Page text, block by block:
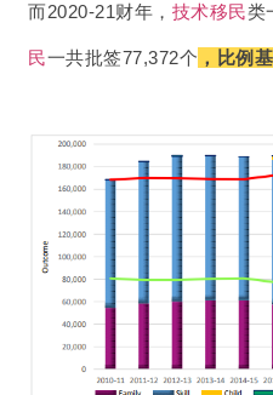
而2020-21财年， 技术移民类
民一共批签77,372个 ，比例